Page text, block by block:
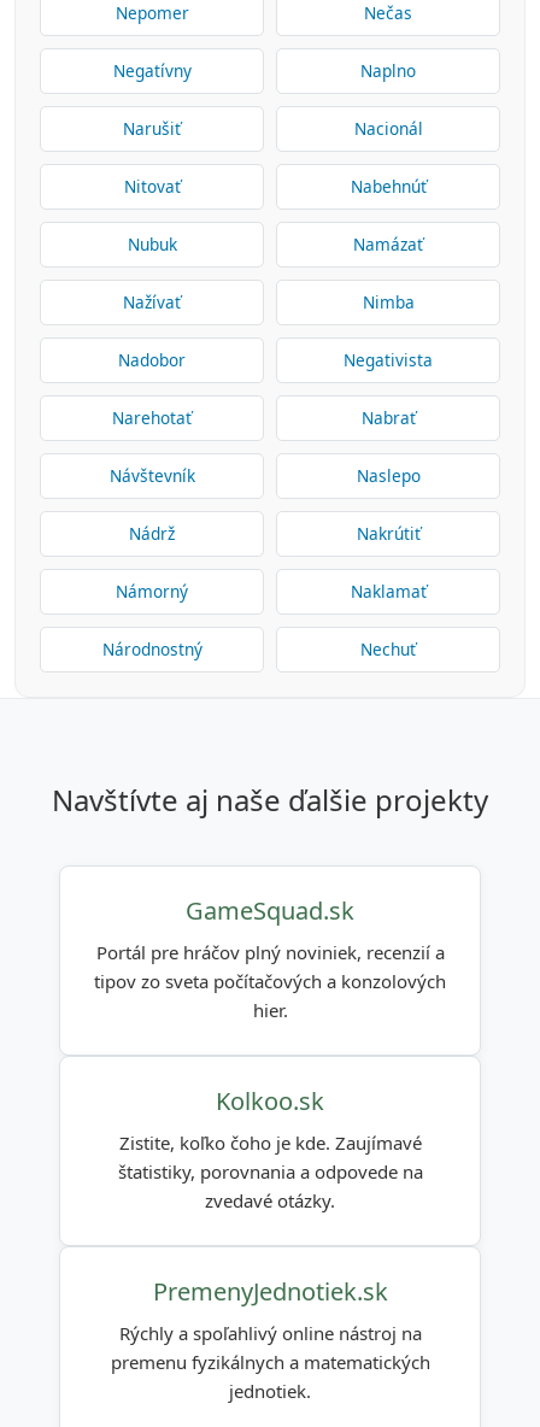
Nepomer Nečas
Negatívny Naplno
Narušiť Nacionál
Nitovať Nabehnúť
Nubuk Namázať
Nažívať Nimba
Nadobor Negativista
Narehotať Nabrať
Návštevník Naslepo
Nádrž Nakrútiť
Námorný Naklamať
Národnostný Nechuť
navštívte aj naše ďalšie projekty
GameSquad.sk
Portál pre hráčov plný noviniek, recenzií a
tipov zo sveta počítačových a konzolových
hier.
Kolkoo.sk
Zistite, koľko čoho je kde. Zaujímavé
štatistiky, porovnania a odpovede na
zvedavé otázky.
PremenyJednotiek.sk
Rýchly a spoľahlivý online nástroj na
premenu fyzikálnych a matematických
jednotiek.